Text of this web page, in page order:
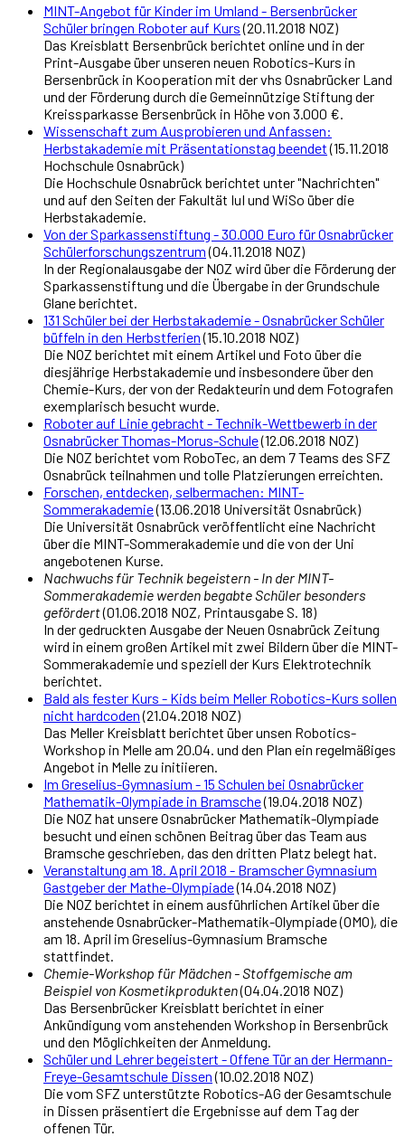
MINT-Angebot für Kinder im Umland - Bersenbrücker
Schüler bringen Roboter auf Kurs(20.11.2018 NOZ)
Das Kreisblatt Bersenbrück berichtet online und in der
Print-Ausgabe über unseren neuen Robotics-Kurs in
Bersenbrück in Kooperation mit der vhs Osnabrücker Land
und der Förderung durch die Gemeinnützige Stiftung der
Kreissparkasse Bersenbrück in Höhe von 3.000 €.
Wissenschaft zum Ausprobieren und Anfassen:
Herbstakademie mit Präsentationstag beendet(15.11.2018
Hochschule Osnabrück)
Die Hochschule Osnabrück berichtet unter "Nachrichten"
und auf den Seiten der Fakultät IuI und WiSo über die
Herbstakademie.
Von der Sparkassenstiftung - 30.000 Euro für Osnabrücker
Schülerforschungszentrum(04.11.2018 NOZ)
In der Regionalausgabe der NOZ wird über die Förderung der
Sparkassenstiftung und die Übergabe in der Grundschule
Glane berichtet.
131 Schüler bei der Herbstakademie - Osnabrücker Schüler
büffeln in den Herbstferien(15.10.2018 NOZ)
Die NOZ berichtet mit einem Artikel und Foto über die
diesjährige Herbstakademie und insbesondere über den
Chemie-Kurs, der von der Redakteurin und dem Fotografen
exemplarisch besucht wurde.
Roboter auf Linie gebracht - Technik-Wettbewerb in der
Osnabrücker Thomas-Morus-Schule(12.06.2018 NOZ)
Die NOZ berichtet vom RoboTec, an dem 7 Teams des SFZ
Osnabrück teilnahmen und tolle Platzierungen erreichten.
Forschen, entdecken, selbermachen: MINT-
Sommerakademie(13.06.2018 Universität Osnabrück)
Die Universität Osnabrück veröffentlicht eine Nachricht
über die MINT-Sommerakademie und die von der Uni
angebotenen Kurse.
Nachwuchs für Technik begeistern - In der MINT-
Sommerakademie werden begabte Schüler besonders
gefördert(01.06.2018 NOZ, Printausgabe S. 18)
In der gedruckten Ausgabe der Neuen Osnabrück Zeitung
wird in einem großen Artikel mit zwei Bildern über die MINT-
Sommerakademie und speziell der Kurs Elektrotechnik
berichtet.
Bald als fester Kurs - Kids beim Meller Robotics-Kurs sollen
nicht hardcoden(21.04.2018 NOZ)
Das Meller Kreisblatt berichtet über unsen Robotics-
Workshop in Melle am 20.04. und den Plan ein regelmäßiges
Angebot in Melle zu initiieren.
Im Greselius-Gymnasium - 15 Schulen bei Osnabrücker
Mathematik-Olympiade in Bramsche(19.04.2018 NOZ)
Die NOZ hat unsere Osnabrücker Mathematik-Olympiade
besucht und einen schönen Beitrag über das Team aus
Bramsche geschrieben, das den dritten Platz belegt hat.
Veranstaltung am 18. April 2018 - Bramscher Gymnasium
Gastgeber der Mathe-Olympiade(14.04.2018 NOZ)
Die NOZ berichtet in einem ausführlichen Artikel über die
anstehende Osnabrücker-Mathematik-Olympiade (OMO), die
am 18. April im Greselius-Gymnasium Bramsche
stattfindet.
Chemie-Workshop für Mädchen - Stoffgemische am
Beispiel von Kosmetikprodukten(04.04.2018 NOZ)
Das Bersenbrücker Kreisblatt berichtet in einer
Ankündigung vom anstehenden Workshop in Bersenbrück
und den Möglichkeiten der Anmeldung.
Schüler und Lehrer begeistert - Offene Tür an der Hermann-
Freye-Gesamtschule Dissen(10.02.2018 NOZ)
Die vom SFZ unterstützte Robotics-AG der Gesamtschule
in Dissen präsentiert die Ergebnisse auf dem Tag der
offenen Tür.